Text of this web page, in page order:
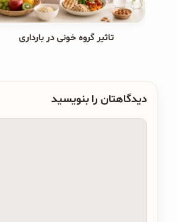
تاثیر گروه خونی در بارداری
دیدگاهتان را بنویسید